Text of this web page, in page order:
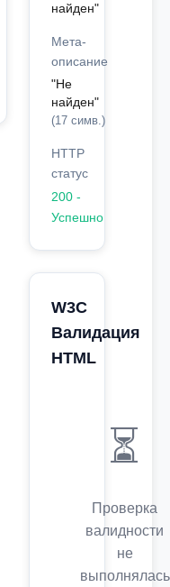
найден"
Мета-
описание
"Не
найден"
(17 симв.)
HTTP
статус
200 -
Успешно
W3C
Валидация
HTML
⏳
Проверка
валидности
не
выполнялась